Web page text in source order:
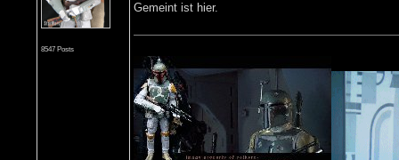
8547 Posts
Gemeint ist hier.